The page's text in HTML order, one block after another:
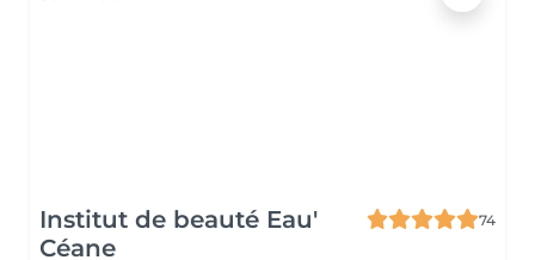
Institut de beauté Eau'
Céane
74